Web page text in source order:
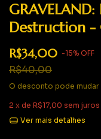
Destruction -
R$34,00 -15% OFF
R$40,00
O desconto pode
2 x de R$17,00 sem juros
Ver mais detalhes